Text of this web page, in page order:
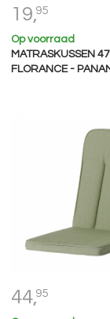
19,95
Op voorraad
MATRASKUSSEN
FLORANCE -
44,95